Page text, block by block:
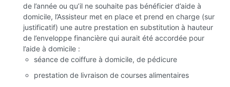
de l’année ou qu’il ne souhaite pas bénéficier d’aide à
domicile, l’Assisteur met en place et prend en charge (sur
justificatif) une autre prestation en substitution à hauteur
de l’enveloppe financière qui aurait été accordée pour
l’aide à domicile :
séance de coiffure à domicile, de pédicure
prestation de livraison de courses alimentaires